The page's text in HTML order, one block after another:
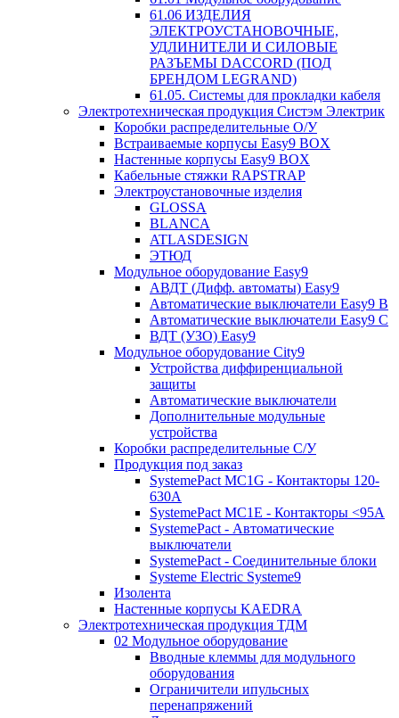
61.06 ИЗДЕЛИЯ
ЭЛЕКТРОУСТАНОВОЧНЫЕ,
УДЛИНИТЕЛИ И СИЛОВЫЕ
РАЗЪЕМЫ DACCORD (ПОД
БРЕНДОМ LEGRAND)
61.05. Системы для прокладки кабеля
Электротехническая продукция Систэм Электрик
Коробки распределительные О/У
Встраиваемые корпусы Easy9 BOX
Настенные корпусы Easy9 BOX
Кабельные стяжки RAPSTRAP
Электроустановочные изделия
GLOSSA
BLANCA
ATLASDESIGN
ЭТЮД
Модульное оборудование Easy9
АВДТ (Дифф. автоматы) Easy9
Автоматические выключатели Easy9 В
Автоматические выключатели Easy9 С
ВДТ (УЗО) Easy9
Модульное оборудование City9
Устройства диффиренциальной
защиты
Автоматические выключатели
Дополнительные модульные
устройства
Коробки распределительные C/У
Продукция под заказ
SystemePact MC1G - Контакторы 120-
630A
SystemePact MC1E - Контакторы <95A
SystemePact - Автоматические
выключатели
SystemePact - Соединительные блоки
Systeme Electric Systeme9
Изолента
Настенные корпусы KAEDRA
Электротехническая продукция ТДМ
02 Модульное оборудование
Вводные клеммы для модульного
оборудования
Ограничители ипульсных
перенапряжений